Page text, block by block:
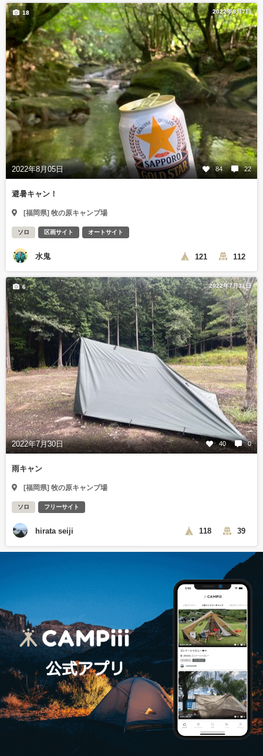
2022年8月7日
2022年8月05日 84 22
18
避暑キャン！
[福岡県] 牧の原キャンプ場
ソロ 区画サイト オートサイト
水鬼 121 112
2022年7月31日
2022年7月30日 40 0
6
雨キャン
[福岡県] 牧の原キャンプ場
ソロ フリーサイト
hirata seiji 118 39